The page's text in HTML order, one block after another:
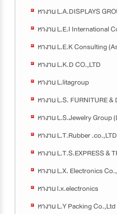
หางาน L.A.DISPLAYS
หางาน L.E.I International
หางาน L.E.K Consulting
หางาน L.K.D CO.,LTD
หางาน L.litagroup
หางาน L.S. FURNITURE &
หางาน L.S.Jewelry Group
หางาน L.T.Rubber .co.,LTD
หางาน L.T.S.EXPRESS &
หางาน L.X. Electronics
หางาน l.x.electronics
หางาน L.Y Packing Co.,Ltd